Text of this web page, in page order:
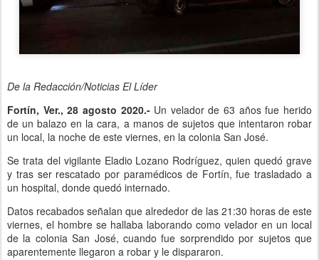
De la Redacción/Noticias El Líder
Fortín, Ver., 28 agosto 2020.-Un velador de 63 años fue herido
de un balazo en la cara, a manos de sujetos que intentaron robar
un local, la noche de este viernes, en la colonia San José.
Se trata del vigilante Eladio Lozano Rodríguez, quien quedó grave
y tras ser rescatado por paramédicos de Fortín, fue trasladado a
un hospital, donde quedó internado.
Datos recabados señalan que alrededor de las 21:30 horas de este
viernes, el hombre se hallaba laborando como velador en un local
de la colonia San José, cuando fue sorprendido por sujetos que
aparentemente llegaron a robar y le dispararon.